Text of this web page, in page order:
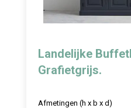
Landelijke
Grafietgrijs.
Afmetingen (h x b x d)